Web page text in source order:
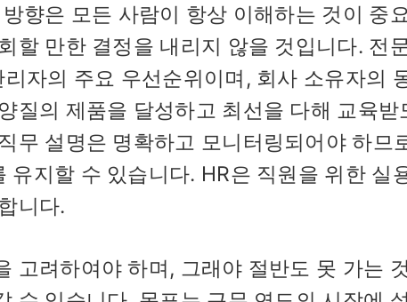
향은 모든 사람이 항상 이해하는 것이 중
할 만한 결정을 내리지 않을 것입니다. 전
자의 주요 우선순위이며, 회사 소유자의
질의 제품을 달성하고 최선을 다해 교육받
무 설명은 명확하고 모니터링되어야 하므
유지할 수 있습니다. HR은 직원을 위한 실
니다.
고려하여야 하며, 그래야 절반도 못 가는